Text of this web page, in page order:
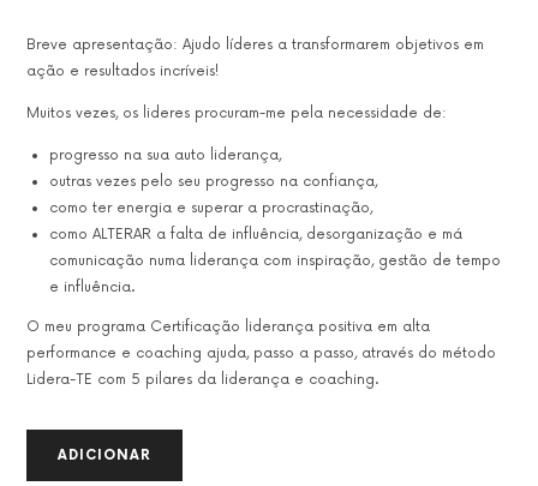
Breve apresentação: Ajudo líderes a transformarem objetivos em
ação e resultados incríveis!
Muitos vezes, os lideres procuram-me pela necessidade de:
progresso na sua auto liderança,
outras vezes pelo seu progresso na confiança,
como ter energia e superar a procrastinação,
como ALTERAR a falta de influência, desorganização e má
comunicação numa liderança com inspiração, gestão de tempo
e influência.
O meu programa Certificação liderança positiva em alta
performance e coaching ajuda, passo a passo, através do método
Lidera-TE com 5 pilares da liderança e coaching.
ADICIONAR